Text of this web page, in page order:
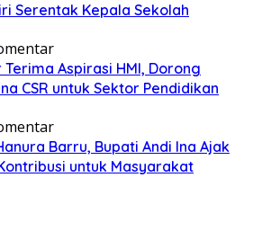
Serentak Kepala Sekolah
Terima Aspirasi HMI, Dorong
CSR untuk Sektor Pendidikan
Barru, Bupati Andi Ina Ajak
untuk Masyarakat